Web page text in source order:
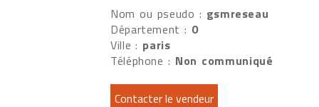
Nom ou pseudo : gsmreseau
Département : 0
Ville : paris
Téléphone : Non communiqué